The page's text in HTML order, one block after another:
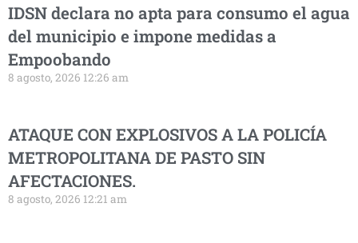
IDSN declara no apta para consumo el agua
del municipio e impone medidas a
Empoobando
8 agosto, 2026 12:26 am
ATAQUE CON EXPLOSIVOS A LA POLICÍA
METROPOLITANA DE PASTO SIN
AFECTACIONES.
8 agosto, 2026 12:21 am